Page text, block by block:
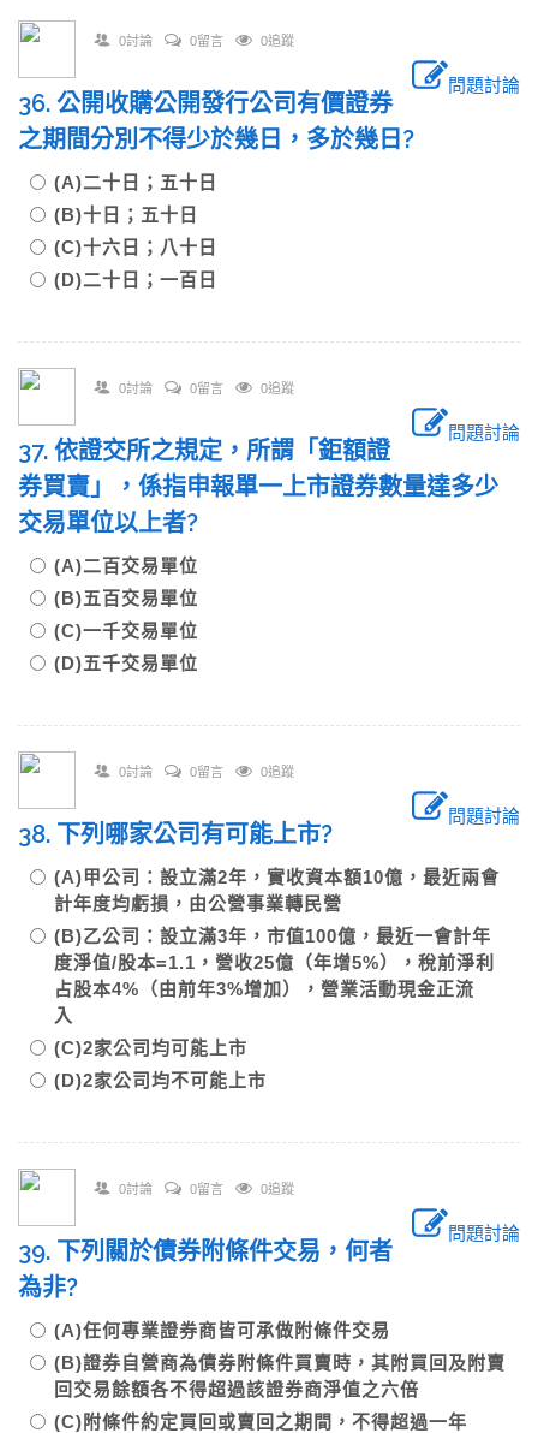
0討論 0留言 0追蹤
問題討論
36. 公開收購公開發行公司有價證券
之期間分別不得少於幾日，多於幾日?
(A)二十日；五十日
(B)十日；五十日
(C)十六日；八十日
(D)二十日；一百日
0討論 0留言 0追蹤
問題討論
37. 依證交所之規定，所謂「鉅額證
券買賣」，係指申報單一上市證券數量達多少
交易單位以上者?
(A)二百交易單位
(B)五百交易單位
(C)一千交易單位
(D)五千交易單位
0討論 0留言 0追蹤
問題討論
38. 下列哪家公司有可能上市?
(A)甲公司：設立滿2年，實收資本額10億，最近兩會
計年度均虧損，由公營事業轉民營
(B)乙公司：設立滿3年，市值100億，最近一會計年
度淨值/股本=1.1，營收25億（年增5%），稅前淨利
占股本4%（由前年3%增加），營業活動現金正流
入
(C)2家公司均可能上市
(D)2家公司均不可能上市
0討論 0留言 0追蹤
問題討論
39. 下列關於債券附條件交易，何者
為非?
(A)任何專業證券商皆可承做附條件交易
(B)證券自營商為債券附條件買賣時，其附買回及附賣
回交易餘額各不得超過該證券商淨值之六倍
(C)附條件約定買回或賣回之期間，不得超過一年